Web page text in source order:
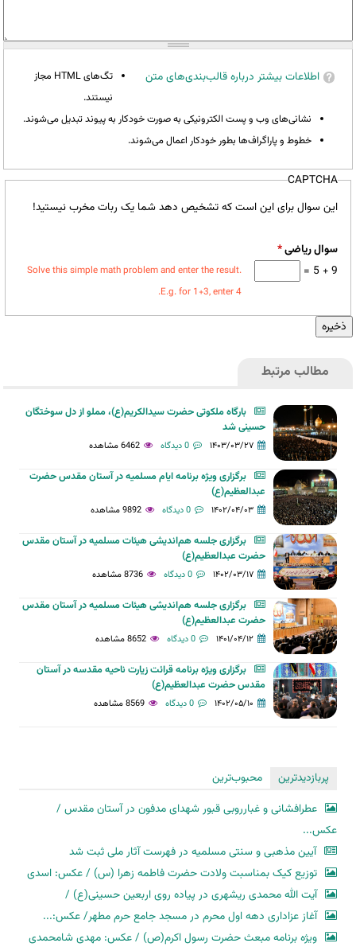
اطلاعات بیشتر درباره قالب‌بندی‌های متن
تگ‌های HTML مجاز
نیستند.
نشانی‌های وب و پست الکترونیکی به صورت خودکار به پیوند تبدیل می‌شوند.
خطوط و پاراگراف‌ها بطور خودکار اعمال می‌شوند.
CAPTCHA
این سوال برای این است که تشخیص دهد شما یک ربات مخرب نیستید!
سوال ریاضی*
9 + 5 =
Solve this simple math problem and enter the result.
E.g. for 1+3, enter 4.
مطالب مرتبط
بارگاه ملکوتی حضرت سیدالکریم(ع)، مملو از دل سوختگان
حسینی شد
۱۴۰۳/۰۳/۲۷ 0 دیدگاه 6462 مشاهده
برگزاری ویژه برنامه ایام مسلمیه در آستان مقدس حضرت
عبدالعظیم(ع)
۱۴۰۲/۰۴/۰۳ 0 دیدگاه 9892 مشاهده
برگزاری جلسه هم‌انديشی هيئات مسلميه در آستان مقدس
حضرت عبدالعظيم(ع)
۱۴۰۲/۰۳/۱۷ 0 دیدگاه 8736 مشاهده
برگزاری جلسه هم‌انديشی هيئات مسلميه در آستان مقدس
حضرت عبدالعظيم(ع)
۱۴۰۱/۰۴/۱۲ 0 دیدگاه 8652 مشاهده
برگزاری ویژه برنامه قرائت زیارت ناحیه مقدسه در آستان
مقدس حضرت عبدالعظیم(ع)
۱۴۰۲/۰۵/۱۰ 0 دیدگاه 8569 مشاهده
پربازدیدترین
محبوب‌ترین
عطرافشانی و غبارروبی قبور شهدای مدفون در آستان مقدس /
عکس...
آیین مذهبی و سنتی مسلمیه در فهرست آثار ملی ثبت شد
توزیع کیک بمناسبت ولادت حضرت فاطمه زهرا (س) / عکس: اسدی
آیت الله محمدی ریشهری در پیاده روی اربعین حسینی(ع) /
آغاز عزاداری دهه اول محرم در مسجد جامع حرم مطهر/ عکس:...
ویژه برنامه مبعث حضرت رسول اکرم(ص) / عکس: مهدی شامحمدی